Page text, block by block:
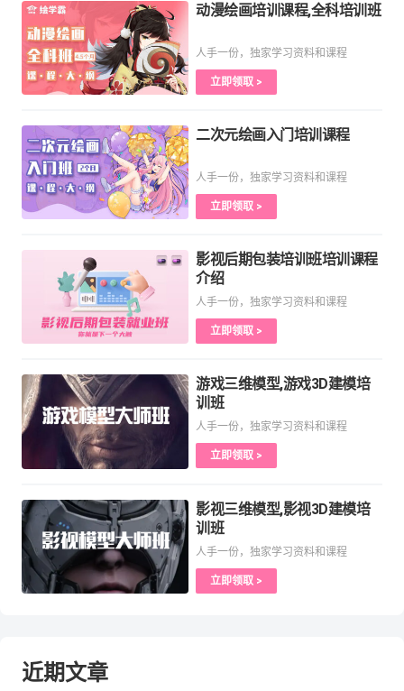
动漫绘画培训课程,全科培训班
人手一份，独家学习资料和课程
立即领取 >
二次元绘画入门培训课程
人手一份，独家学习资料和课程
立即领取 >
影视后期包装培训班培训课程
介绍
人手一份，独家学习资料和课程
立即领取 >
游戏三维模型,游戏3D建模培
训班
人手一份，独家学习资料和课程
立即领取 >
影视三维模型,影视3D建模培
训班
人手一份，独家学习资料和课程
立即领取 >
近期文章